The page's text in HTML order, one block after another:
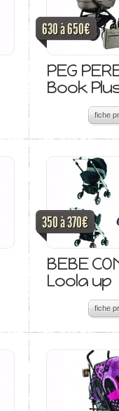
630 à 650€
PEG
Book
fiche
350 à 370€
BEBE
Loola up
fiche